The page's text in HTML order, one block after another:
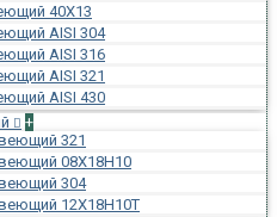
40Х13
AISI 304
AISI 316
AISI 321
AISI 430
+
321
08Х18Н10
304
12Х18Н10Т